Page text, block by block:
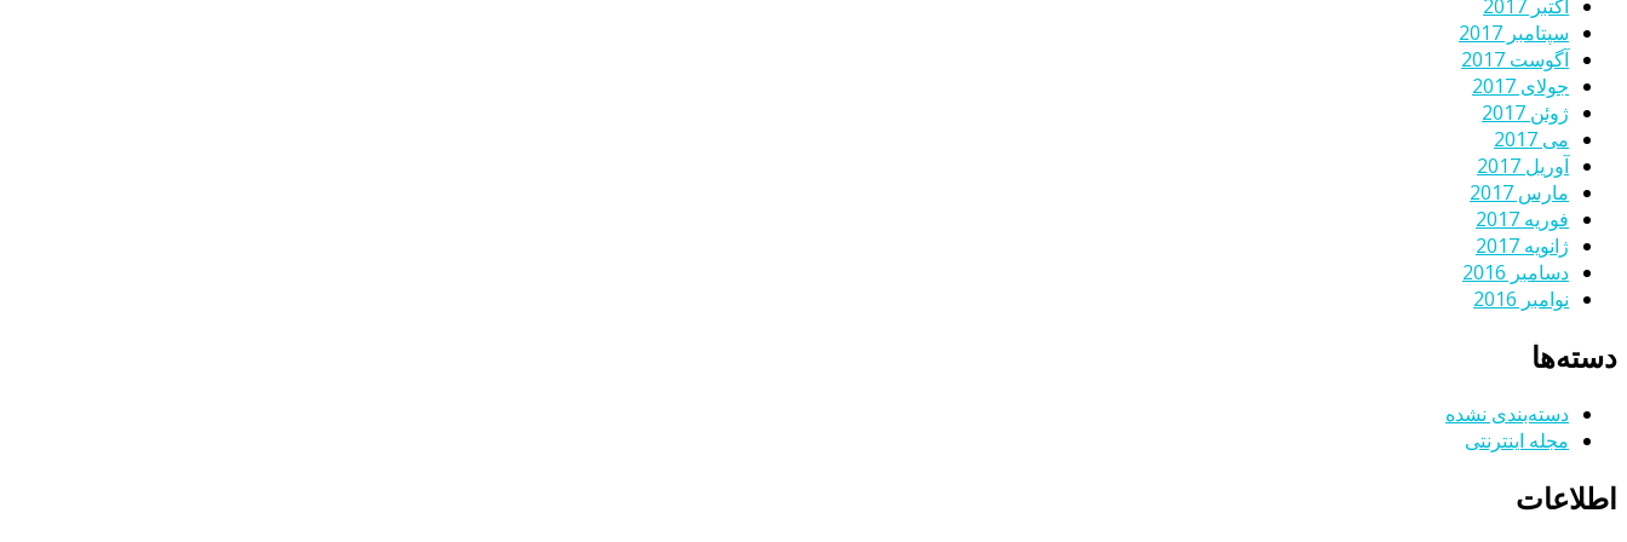
اکتبر 2017
سپتامبر 2017
آگوست 2017
جولای 2017
ژوئن 2017
می 2017
آوریل 2017
مارس 2017
فوریه 2017
ژانویه 2017
دسامبر 2016
نوامبر 2016
دسته‌ها
دسته‌بندی نشده
مجله اینترنتی
اطلاعات